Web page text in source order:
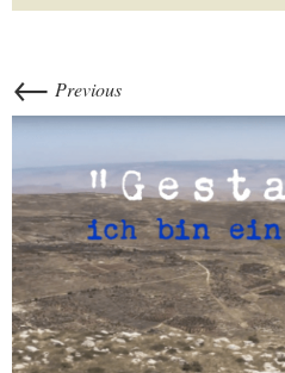
← Previous